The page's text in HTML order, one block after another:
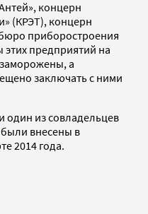
концерн
(КРЭТ), концерн
приборостроения
предприятий на
а
заключать с ними
один из совладельцев
были внесены в
2014 года.